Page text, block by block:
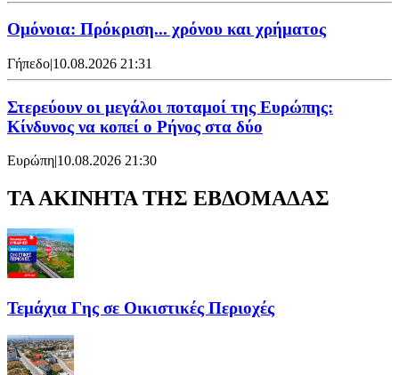
Ομόνοια: Πρόκριση... χρόνου και χρήματος
Γήπεδο|10.08.2026 21:31
Στερεύουν οι μεγάλοι ποταμοί της Ευρώπης:
Κίνδυνος να κοπεί ο Ρήνος στα δύο
Ευρώπη|10.08.2026 21:30
ΤΑ ΑΚΙΝΗΤΑ ΤΗΣ ΕΒΔΟΜΑΔΑΣ
Τεμάχια Γης σε Οικιστικές Περιοχές